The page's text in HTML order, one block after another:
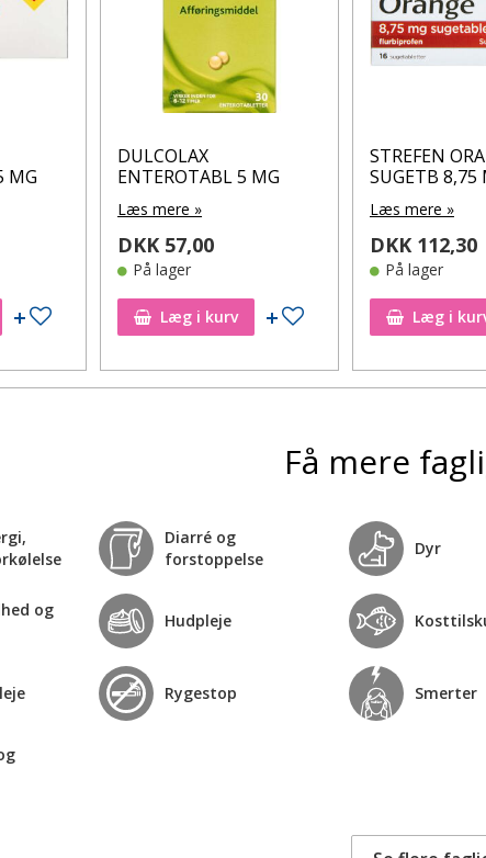
MG
Tilføj til ønskeseddel
DULCOLAX
ENTEROTABL 5 MG
Læs mere »
DKK 57,00
På lager
Læg i kurv Tilføj til ønskeseddel
STREFEN
SUGETB 8,75
Læs mere »
DKK 112,30
På lager
Læg i
Få mere
Diarré og
forstoppelse
Dyr
og
Hudpleje
Rygestop Smerter